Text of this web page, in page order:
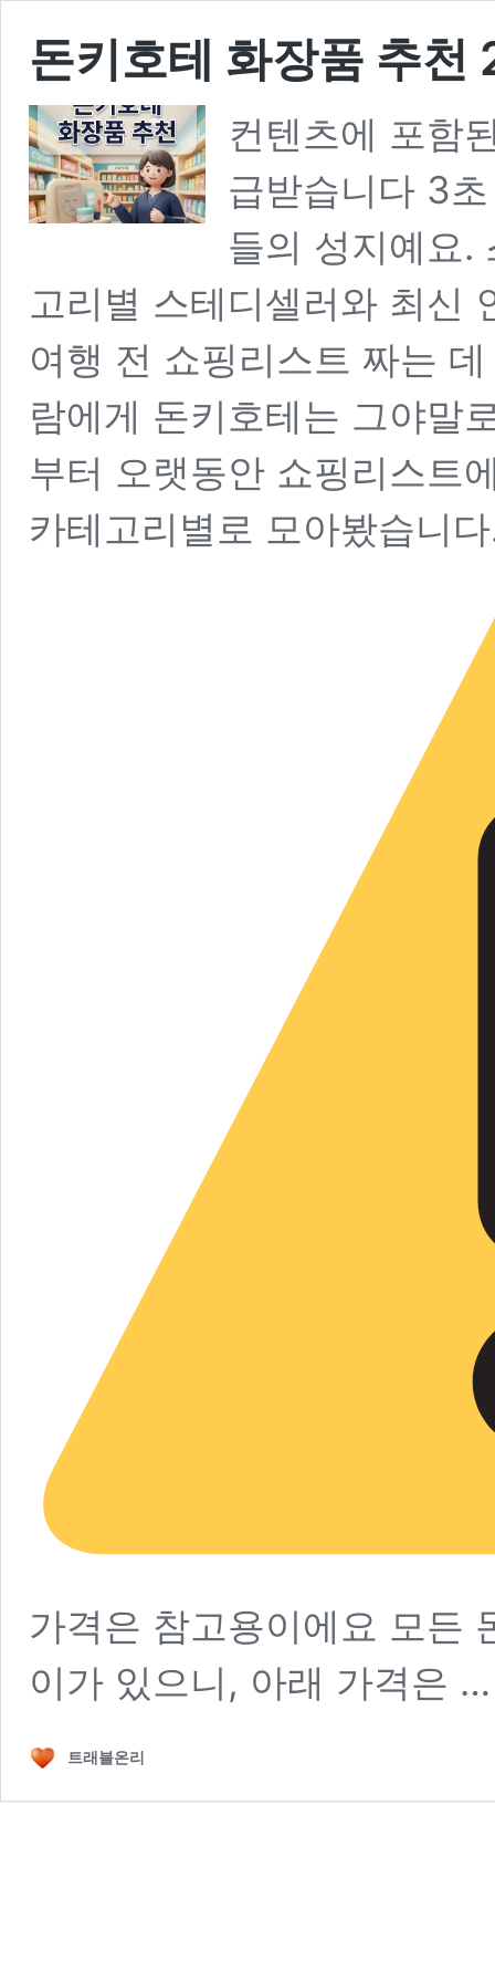
돈키호테 화장품 추
컨텐츠에 포함
급받습니다 3
들의 성지예요.
고리별 스테디셀러와 최신
여행 전 쇼핑리스트 짜는
람에게 돈키호테는 그야말
부터 오랫동안 쇼핑리스트
카테고리별로 모아봤습니
가격은 참고용이에요 모든
이가 있으니, 아래 가격은
트래블온리